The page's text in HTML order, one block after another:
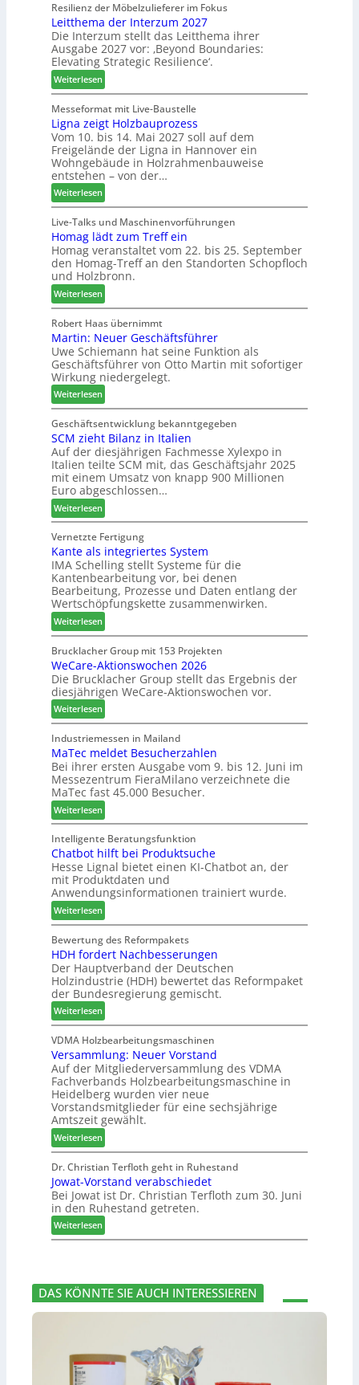
S
o
r
t
i
m
e
n
t
n
u
n
g
e
n
f
ü
r
P
l
a
n
t
a
g
m
e
l
l
o
-
F
r
ä
s
e
r
u
n
d
-
V
e
r
b
i
n
d
e
r
Resilienz der Möbelzulieferer im Fokus
Leitthema der Interzum 2027
Die Interzum stellt das Leitthema ihrer
Ausgabe 2027 vor: ‚Beyond Boundaries:
Elevating Strategic Resilience‘.
Weiterlesen:
L
e
i
t
t
h
e
m
a
d
e
r
I
n
t
e
r
z
u
m
2
0
2
7
Messeformat mit Live-Baustelle
Ligna zeigt Holzbauprozess
Vom 10. bis 14. Mai 2027 soll auf dem
Freigelände der Ligna in Hannover ein
Wohngebäude in Holzrahmenbauweise
entstehen – von der…
Weiterlesen:
L
i
g
n
a
z
e
i
g
t
H
o
l
z
b
a
u
p
r
o
z
e
s
s
Live-Talks und Maschinenvorführungen
Homag lädt zum Treff ein
Homag veranstaltet vom 22. bis 25. September
den Homag-Treff an den Standorten Schopfloch
und Holzbronn.
Weiterlesen:
H
o
m
a
g
l
ä
d
t
z
u
m
T
r
e
f
f
e
i
n
Robert Haas übernimmt
Martin: Neuer Geschäftsführer
Uwe Schiemann hat seine Funktion als
Geschäftsführer von Otto Martin mit sofortiger
Wirkung niedergelegt.
Weiterlesen:
M
a
r
t
n
:
N
e
u
e
r
G
e
s
c
h
ä
f
t
s
f
ü
h
r
e
r
Geschäftsentwicklung bekanntgegeben
SCM zieht Bilanz in Italien
Auf der diesjährigen Fachmesse Xylexpo in
Italien teilte SCM mit, das Geschäftsjahr 2025
mit einem Umsatz von knapp 900 Millionen
Euro abgeschlossen…
Weiterlesen:
S
C
M
z
i
e
h
t
B
i
l
a
n
z
i
n
I
t
a
l
i
e
n
Vernetzte Fertigung
Kante als integriertes System
IMA Schelling stellt Systeme für die
Kantenbearbeitung vor, bei denen
Bearbeitung, Prozesse und Daten entlang der
Wertschöpfungskette zusammenwirken.
Weiterlesen:
K
a
n
t
e
l
s
i
n
t
e
r
i
e
r
t
e
s
S
y
s
t
e
m
Brucklacher Group mit 153 Projekten
WeCare-Aktionswochen 2026
Die Brucklacher Group stellt das Ergebnis der
diesjährigen WeCare-Aktionswochen vor.
Weiterlesen:
W
e
C
a
r
e
-
A
k
t
i
o
n
s
w
o
c
h
e
n
2
0
2
6
Industriemessen in Mailand
MaTec meldet Besucherzahlen
Bei ihrer ersten Ausgabe vom 9. bis 12. Juni im
Messezentrum FieraMilano verzeichnete die
MaTec fast 45.000 Besucher.
Weiterlesen:
M
a
T
e
c
m
e
l
d
e
t
B
e
s
u
c
h
e
r
z
a
h
l
e
n
Intelligente Beratungsfunktion
Chatbot hilft bei Produktsuche
Hesse Lignal bietet einen KI-Chatbot an, der
mit Produktdaten und
Anwendungsinformationen trainiert wurde.
Weiterlesen:
C
h
a
t
b
o
t
h
i
l
f
t
b
e
i
P
r
o
d
u
k
t
s
h
e
Bewertung des Reformpakets
HDH fordert Nachbesserungen
Der Hauptverband der Deutschen
Holzindustrie (HDH) bewertet das Reformpaket
der Bundesregierung gemischt.
Weiterlesen:
H
D
H
f
o
r
d
e
r
t
N
a
c
h
b
e
e
r
u
e
VDMA Holzbearbeitungsmaschinen
Versammlung: Neuer Vorstand
Auf der Mitgliederversammlung des VDMA
Fachverbands Holzbearbeitungsmaschine in
Heidelberg wurden vier neue
Vorstandsmitglieder für eine sechsjährige
Amtszeit gewählt.
Weiterlesen:
V
e
r
s
a
m
g
:
u
e
Dr. Christian Terfloth geht in Ruhestand
Jowat-Vorstand verabschiedet
Bei Jowat ist Dr. Christian Terfloth zum 30. Juni
in den Ruhestand getreten.
Weiterlesen:
J
a
t
-
r
s
DAS KÖNNTE SIE AUCH INTERESSIEREN